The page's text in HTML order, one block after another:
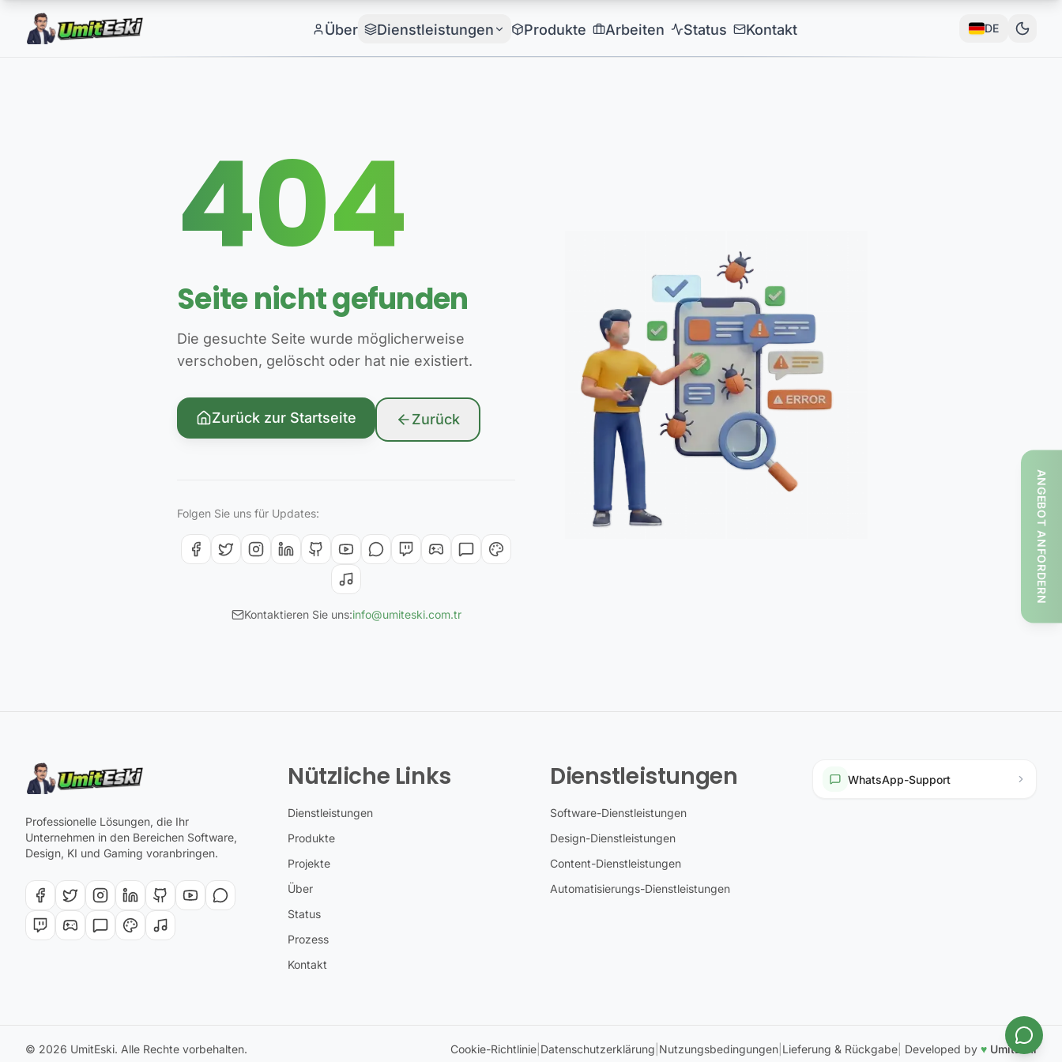
Über Dienstleistungen Produkte Arbeiten Status Kontakt DE
404
Seite nicht gefunden
Die gesuchte Seite wurde möglicherweise
verschoben, gelöscht oder hat nie existiert.
Zurück zur Startseite Zurück
Folgen Sie uns für Updates:
Kontaktieren Sie uns:info@umiteski.com.tr
Professionelle Lösungen, die Ihr
Unternehmen in den Bereichen Software,
Design, KI und Gaming voranbringen.
Nützliche Links
Dienstleistungen
Produkte
Projekte
Über
Status
Prozess
Kontakt
Dienstleistungen
Software-Dienstleistungen
Design-Dienstleistungen
Content-Dienstleistungen
Automatisierungs-Dienstleistungen
WhatsApp-Support
© 2026 UmitEski. Alle Rechte vorbehalten. Cookie-Richtlinie Datenschutzerklärung Nutzungsbedingungen Lieferung & Rückgabe Developed by ♥ UmitEski
ANGEBOT ANFORDERN